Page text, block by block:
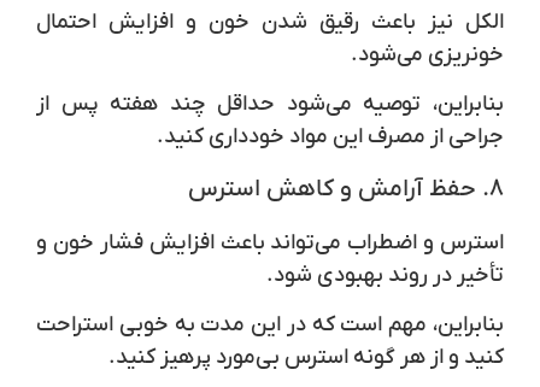
الکل نیز باعث رقیق شدن خون و افزایش احتمال
خونریزی می‌شود.
بنابراین، توصیه می‌شود حداقل چند هفته پس از
جراحی از مصرف این مواد خودداری کنید.
۸. حفظ آرامش و کاهش استرس
استرس و اضطراب می‌تواند باعث افزایش فشار خون و
تأخیر در روند بهبودی شود.
بنابراین، مهم است که در این مدت به خوبی استراحت
کنید و از هر گونه استرس بی‌مورد پرهیز کنید.